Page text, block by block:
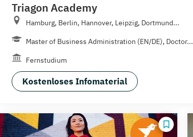
Triagon Academy
Hamburg, Berlin, Hannover, Leipzig, Dortmund...
Master of Business Administration (EN/DE), Doctor...
Fernstudium
Kostenloses Infomaterial